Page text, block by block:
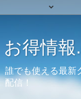
お得情報
誰でも使える最新
配信！